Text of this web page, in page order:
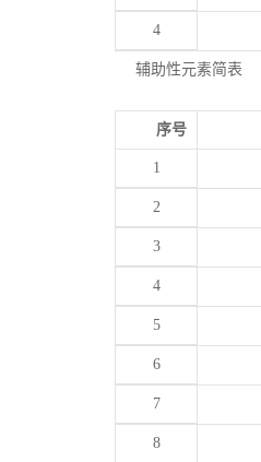
4
辅助性元素简表
序号
1
2
3
4
5
6
7
8